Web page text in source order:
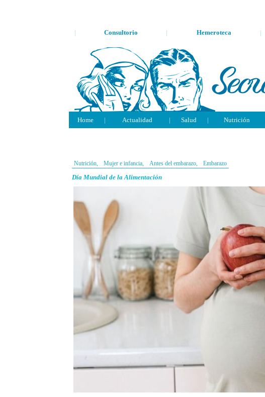
| Consultorio | Hemeroteca |
Home | Actualidad | Salud | Nutrición
Nutrición, Mujer e infancia, Antes del embarazo,
Embarazo
Día Mundial de la Alimentación